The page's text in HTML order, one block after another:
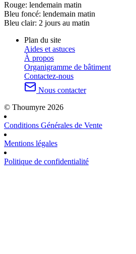
Rouge: lendemain matin
Bleu foncé: lendemain matin
Bleu clair: 2 jours au matin
Plan du site
Aides et astuces
À propos
Organigramme de bâtiment
Contactez-nous
Nous contacter
© Thoumyre 2026
Conditions Générales de Vente
Mentions légales
Politique de confidentialité